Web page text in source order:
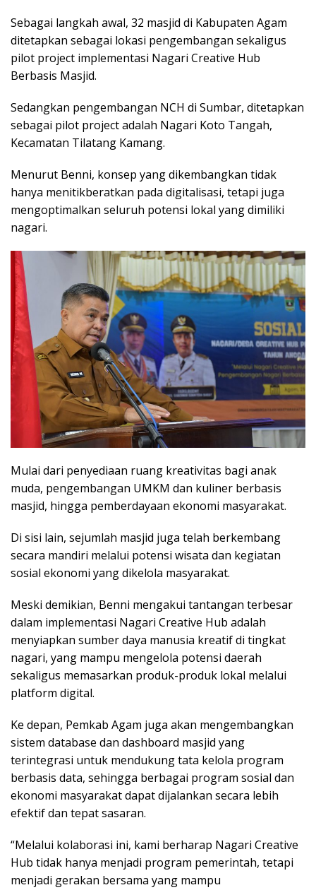
Sebagai langkah awal, 32 masjid di Kabupaten Agam
ditetapkan sebagai lokasi pengembangan sekaligus
pilot project implementasi Nagari Creative Hub
Berbasis Masjid.
Sedangkan pengembangan NCH di Sumbar, ditetapkan
sebagai pilot project adalah Nagari Koto Tangah,
Kecamatan Tilatang Kamang.
Menurut Benni, konsep yang dikembangkan tidak
hanya menitikberatkan pada digitalisasi, tetapi juga
mengoptimalkan seluruh potensi lokal yang dimiliki
nagari.
Mulai dari penyediaan ruang kreativitas bagi anak
muda, pengembangan UMKM dan kuliner berbasis
masjid, hingga pemberdayaan ekonomi masyarakat.
Di sisi lain, sejumlah masjid juga telah berkembang
secara mandiri melalui potensi wisata dan kegiatan
sosial ekonomi yang dikelola masyarakat.
Meski demikian, Benni mengakui tantangan terbesar
dalam implementasi Nagari Creative Hub adalah
menyiapkan sumber daya manusia kreatif di tingkat
nagari, yang mampu mengelola potensi daerah
sekaligus memasarkan produk-produk lokal melalui
platform digital.
Ke depan, Pemkab Agam juga akan mengembangkan
sistem database dan dashboard masjid yang
terintegrasi untuk mendukung tata kelola program
berbasis data, sehingga berbagai program sosial dan
ekonomi masyarakat dapat dijalankan secara lebih
efektif dan tepat sasaran.
“Melalui kolaborasi ini, kami berharap Nagari Creative
Hub tidak hanya menjadi program pemerintah, tetapi
menjadi gerakan bersama yang mampu